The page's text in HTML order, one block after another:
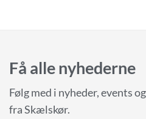
Få alle nyhederne
Følg med i nyheder, events
fra Skælskør.